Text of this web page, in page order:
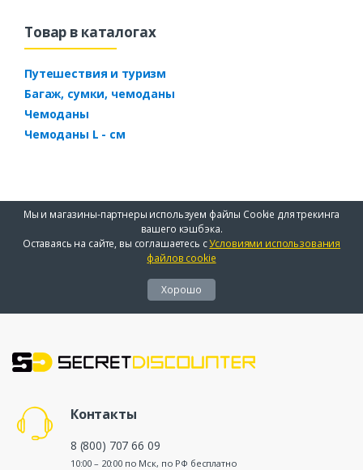
Товар в каталогах
Путешествия и туризм
Багаж, сумки, чемоданы
Чемоданы
Чемоданы L - см
Мы и магазины-партнеры используем файлы Cookie для трекинга
вашего кэшбэка.
Оставаясь на сайте, вы соглашаетесь сУсловиями использования
файлов cookie
Хорошо
Контакты
8 (800) 707 66 09
10:00 – 20:00 по Мск, по РФ бесплатно